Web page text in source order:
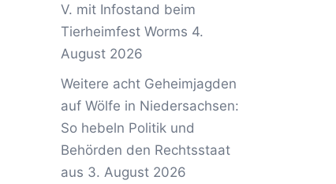
V. mit Infostand beim
Tierheimfest Worms 4.
August 2026
Weitere acht Geheimjagden
auf Wölfe in Niedersachsen:
So hebeln Politik und
Behörden den Rechtsstaat
aus 3. August 2026